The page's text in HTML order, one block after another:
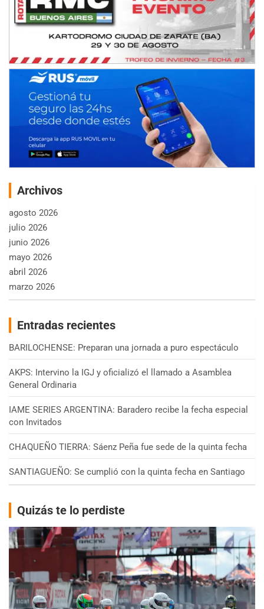
Archivos
agosto 2026
julio 2026
junio 2026
mayo 2026
abril 2026
marzo 2026
Entradas recientes
BARILOCHENSE: Preparan una jornada a puro espectáculo
AKPS: Intervino la IGJ y oficializó el llamado a Asamblea
General Ordinaria
IAME SERIES ARGENTINA: Baradero recibe la fecha especial
con Invitados
CHAQUEÑO TIERRA: Sáenz Peña fue sede de la quinta fecha
SANTIAGUEÑO: Se cumplió con la quinta fecha en Santiago
Quizás te lo perdiste